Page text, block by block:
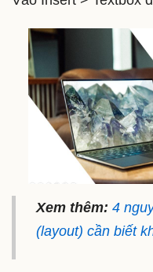
Xem thêm: 4
(layout) cần biết